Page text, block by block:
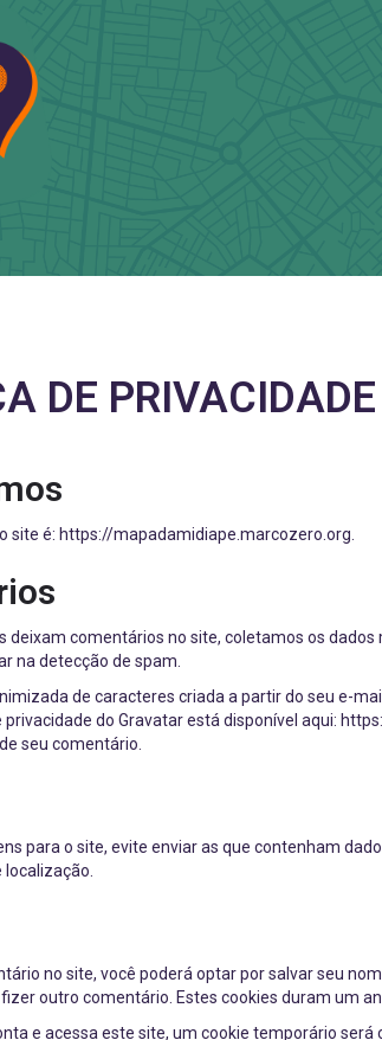
DE PRIVACIDADE
site é: https://mapadamidiape.marcozero.org.
deixam comentários no site, coletamos os
na detecção de spam.
de caracteres criada a partir do seu e-
privacidade do Gravatar está disponível aqui:
seu comentário.
para o site, evite enviar as que contenham
no site, você poderá optar por salvar seu
outro comentário. Estes cookies duram um
e acessa este site, um cookie temporário